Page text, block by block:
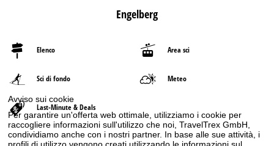
Avviso sui cookie
Per garantire un'offerta web ottimale, utilizziamo i cookie per
raccogliere informazioni sull'utilizzo che noi, TravelTrex GmbH,
condividiamo anche con i nostri partner. In base alle sue attività, i
Engelberg
Elenco Area sci
Sci di fondo Meteo
Last-Minute & Deals